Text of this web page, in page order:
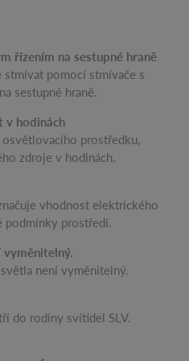
řízením na sestupné hraně
stmívat pomocí stmívače s
sestupné hraně.
v hodinách
prostředku,
zdroje v hodinách.
vhodnost elektrického
podmínky prostředí.
není vyměnitelný.
do rodiny svítidel SLV.